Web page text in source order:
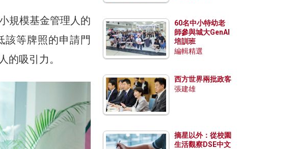
規模基金管理人的
該等牌照的申請門
的吸引力。
60名中小特幼老
師參與城大GenAI
培訓班
編輯精選
西方世界兩批政客
張建雄
摘星以外：從校園
生活觀察DSE中文